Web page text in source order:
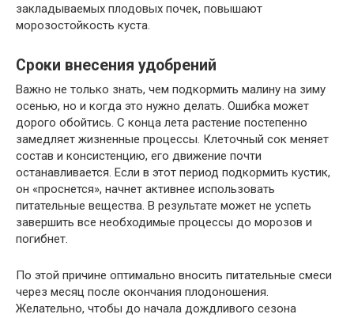
закладываемых плодовых почек, повышают
морозостойкость куста.
Сроки внесения удобрений
Важно не только знать, чем подкормить малину на зиму
осенью, но и когда это нужно делать. Ошибка может
дорого обойтись. С конца лета растение постепенно
замедляет жизненные процессы. Клеточный сок меняет
состав и консистенцию, его движение почти
останавливается. Если в этот период подкормить кустик,
он «проснется», начнет активнее использовать
питательные вещества. В результате может не успеть
завершить все необходимые процессы до морозов и
погибнет.
По этой причине оптимально вносить питательные смеси
через месяц после окончания плодоношения.
Желательно, чтобы до начала дождливого сезона